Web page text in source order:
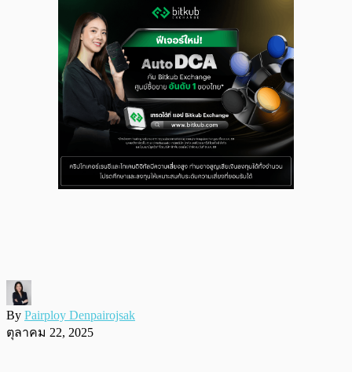
By Pairploy Denpairojsak
ตุลาคม 22, 2025